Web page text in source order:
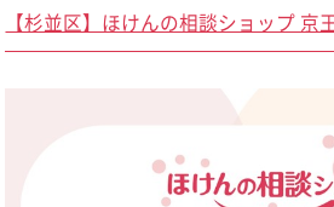
【杉並区】ほけんの相談ショップ 京